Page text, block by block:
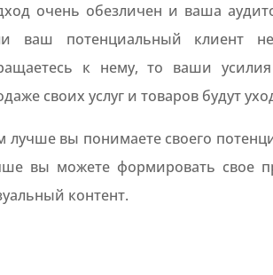
очень обезличен и ваша
ваш потенциальный клиент
к нему, то ваши
своих услуг и товаров будут
лучше вы понимаете своего
вы можете формировать свое
контент.